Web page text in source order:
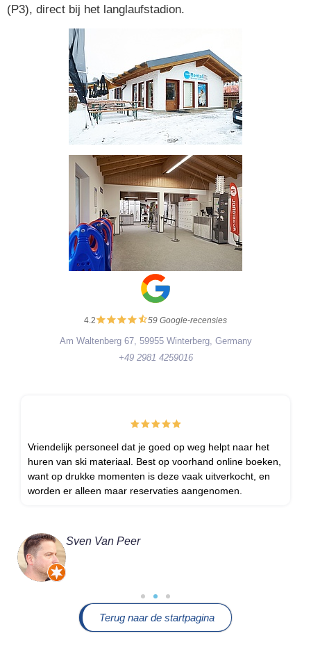
(P3), direct bij het langlaufstadion.
4.2 59 Google-recensies
Am Waltenberg 67, 59955 Winterberg, Germany
+49 2981 4259016
Vriendelijk personeel dat je goed op weg helpt naar het
huren van ski materiaal. Best op voorhand online boeken,
want op drukke momenten is deze vaak uitverkocht, en
worden er alleen maar reservaties aangenomen.
Sven Van Peer
Terug naar de startpagina